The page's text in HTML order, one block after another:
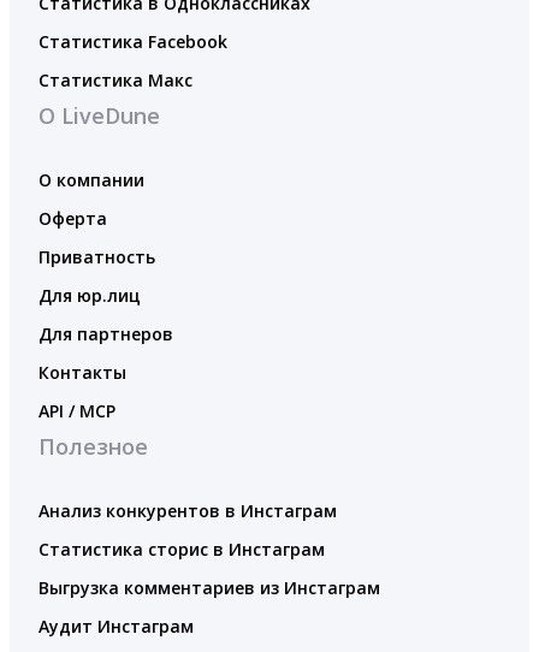
Статистика Facebook
Статистика Макс
О LiveDune
О компании
Оферта
Приватность
Для юр.лиц
Для партнеров
Контакты
API / MCP
Полезное
Анализ конкурентов в Инстаграм
Статистика сторис в Инстаграм
Выгрузка комментариев из Инстаграм
Аудит Инстаграм